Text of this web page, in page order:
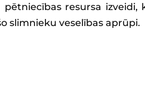
resursa izveidi,
slimnieku veselības aprūpi.